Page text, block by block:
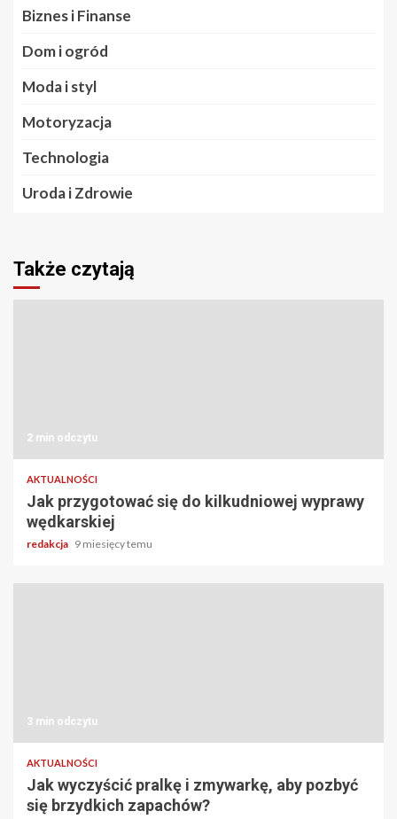
Biznes i Finanse
Dom i ogród
Moda i styl
Motoryzacja
Technologia
Uroda i Zdrowie
Także czytają
2 min odczytu
AKTUALNOŚCI
Jak przygotować się do kilkudniowej wyprawy
wędkarskiej
redakcja 9 miesięcy temu
3 min odczytu
AKTUALNOŚCI
Jak wyczyścić pralkę i zmywarkę, aby pozbyć
się brzydkich zapachów?